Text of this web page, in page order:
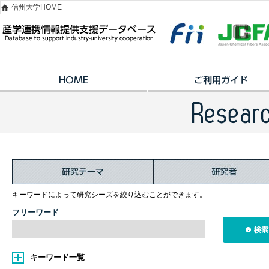
信州大学HOME
キーワードによって研究シーズを絞り込むことができます。
フリーワード
キーワード一覧